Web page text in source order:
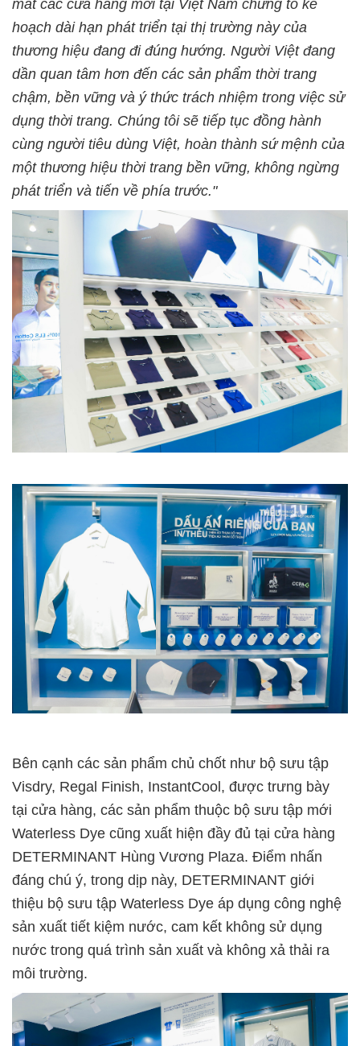
mắt các cửa hàng mới tại Việt Nam chứng tỏ kế
hoạch dài hạn phát triển tại thị trường này của
thương hiệu đang đi đúng hướng. Người Việt đang
dần quan tâm hơn đến các sản phẩm thời trang
chậm, bền vững và ý thức trách nhiệm trong việc sử
dụng thời trang. Chúng tôi sẽ tiếp tục đồng hành
cùng người tiêu dùng Việt, hoàn thành sứ mệnh của
một thương hiệu thời trang bền vững, không ngừng
phát triển và tiến về phía trước."
Bên cạnh các sản phẩm chủ chốt như bộ sưu tập
Visdry, Regal Finish, InstantCool, được trưng bày
tại cửa hàng, các sản phẩm thuộc bộ sưu tập mới
Waterless Dye cũng xuất hiện đầy đủ tại cửa hàng
DETERMINANT Hùng Vương Plaza. Điểm nhấn
đáng chú ý, trong dịp này, DETERMINANT giới
thiệu bộ sưu tập Waterless Dye áp dụng công nghệ
sản xuất tiết kiệm nước, cam kết không sử dụng
nước trong quá trình sản xuất và không xả thải ra
môi trường.